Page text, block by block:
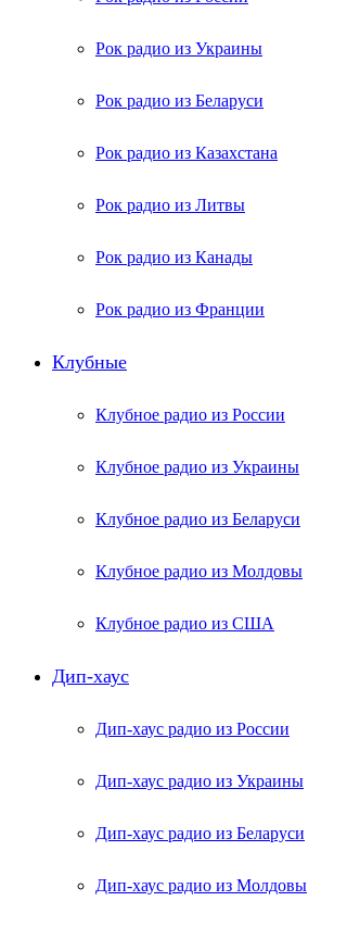
Рок радио из Украины
Рок радио из Беларуси
Рок радио из Казахстана
Рок радио из Литвы
Рок радио из Канады
Рок радио из Франции
Клубные
Клубное радио из России
Клубное радио из Украины
Клубное радио из Беларуси
Клубное радио из Молдовы
Клубное радио из США
Дип-хаус
Дип-хаус радио из России
Дип-хаус радио из Украины
Дип-хаус радио из Беларуси
Дип-хаус радио из Молдовы